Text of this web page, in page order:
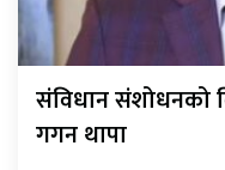
संविधान संशोधनको
गगन थापा